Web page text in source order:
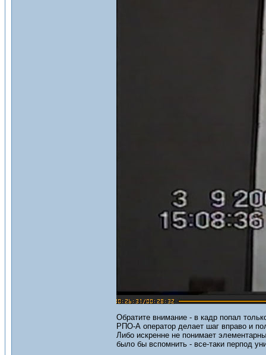
Обратите внимание - в кадр попал
РПО-А оператор делает шаг вправо и
Либо искренне не понимает
было бы вспомнить - все-таки перпод